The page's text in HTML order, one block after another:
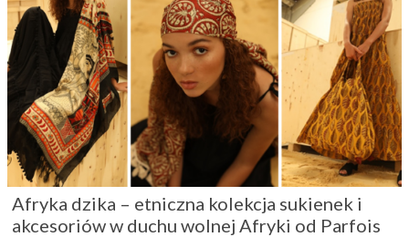
Afryka dzika – etniczna kolekcja sukienek i
akcesoriów w duchu wolnej Afryki od Parfois